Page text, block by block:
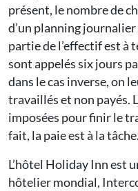
présent, le nombre de
d’un planning
partie de l’effectif est à
sont appelés six jours
dans le cas inverse, on
travaillés et non payés.
imposées pour finir le
fait, la paie est à la tâche.
L’hôtel Holiday Inn est
hôtelier mondial,